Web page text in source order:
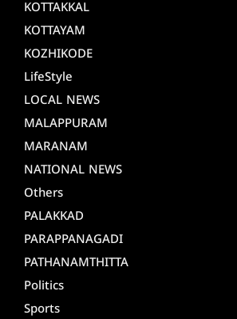
KOTTAKKAL
KOTTAYAM
KOZHIKODE
LifeStyle
LOCAL NEWS
MALAPPURAM
MARANAM
NATIONAL NEWS
Others
PALAKKAD
PARAPPANAGADI
PATHANAMTHITTA
Politics
Sports